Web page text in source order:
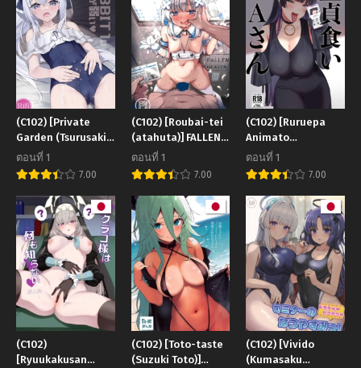
Musashi-chan (Fate
Grand Order)
(C102) [Private
Garden (Tsurusaki
Takahiro)] RABBIT1
wa Shikyuu ga
Yowai (Blue
Archive)
ตอนที่ 1
7.00
(C102) [Roubai-tei
(atahuta)] FALLEN
HEAVEN (Amane
Kanata)
ตอนที่ 1
7.00
(C102) [Ruruepa
Animato
(Ruruepa)] Doutei
Gui PA-san (Bocchi
the Rock!)
ตอนที่ 1
7.00
(C102)
[Ryuukakusan
(C102) [Toto-taste
(Suzuki Toto)]
(C102) [Vivido
(Kumasaku